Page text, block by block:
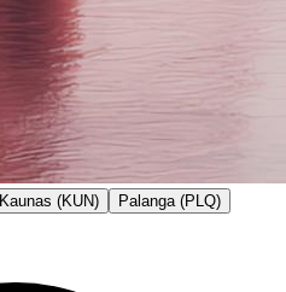
Kaunas (KUN)
Palanga (PLQ)